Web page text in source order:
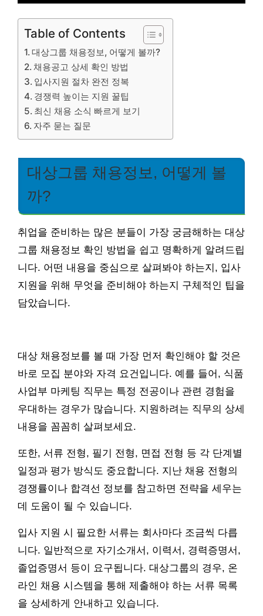
Table of Contents
대상그룹 채용정보, 어떻게 볼까?
채용공고 상세 확인 방법
입사지원 절차 완전 정복
경쟁력 높이는 지원 꿀팁
최신 채용 소식 빠르게 보기
자주 묻는 질문
대상그룹 채용정보, 어떻게 볼
까?
취업을 준비하는 많은 분들이 가장 궁금해하는 대상
그룹 채용정보 확인 방법을 쉽고 명확하게 알려드립
니다. 어떤 내용을 중심으로 살펴봐야 하는지, 입사
지원을 위해 무엇을 준비해야 하는지 구체적인 팁을
담았습니다.
대상 채용정보를 볼 때 가장 먼저 확인해야 할 것은
바로 모집 분야와 자격 요건입니다. 예를 들어, 식품
사업부 마케팅 직무는 특정 전공이나 관련 경험을
우대하는 경우가 많습니다. 지원하려는 직무의 상세
내용을 꼼꼼히 살펴보세요.
또한, 서류 전형, 필기 전형, 면접 전형 등 각 단계별
일정과 평가 방식도 중요합니다. 지난 채용 전형의
경쟁률이나 합격선 정보를 참고하면 전략을 세우는
데 도움이 될 수 있습니다.
입사 지원 시 필요한 서류는 회사마다 조금씩 다릅
니다. 일반적으로 자기소개서, 이력서, 경력증명서,
졸업증명서 등이 요구됩니다. 대상그룹의 경우, 온
라인 채용 시스템을 통해 제출해야 하는 서류 목록
을 상세하게 안내하고 있습니다.